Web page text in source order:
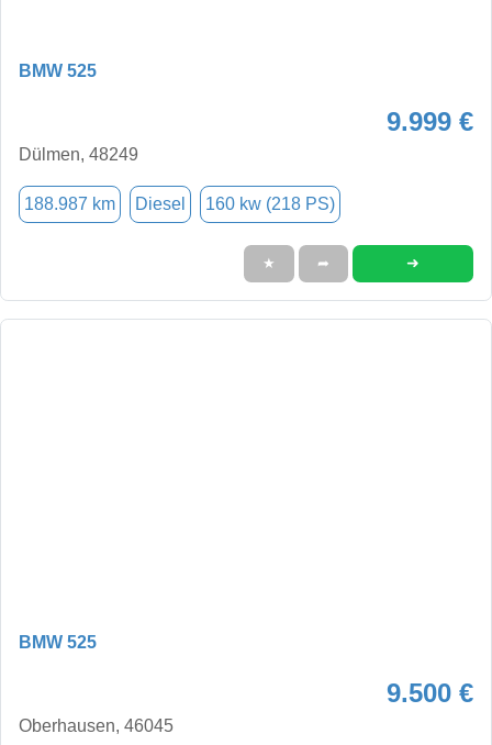
BMW 525
9.999 €
Dülmen, 48249
188.987 km Diesel 160 kw (218 PS)
★ ➦ ➜
BMW 525
9.500 €
Oberhausen, 46045